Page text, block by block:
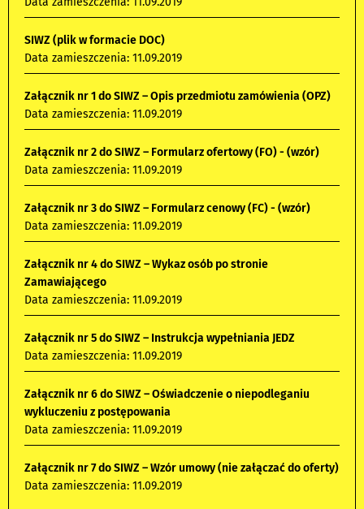
SIWZ (plik w formacie DOC)
Data zamieszczenia: 11.09.2019
Załącznik nr 1 do SIWZ – Opis przedmiotu zamówienia (OPZ)
Data zamieszczenia: 11.09.2019
Załącznik nr 2 do SIWZ – Formularz ofertowy (FO) - (wzór)
Data zamieszczenia: 11.09.2019
Załącznik nr 3 do SIWZ – Formularz cenowy (FC) - (wzór)
Data zamieszczenia: 11.09.2019
Załącznik nr 4 do SIWZ – Wykaz osób po stronie
Zamawiającego
Data zamieszczenia: 11.09.2019
Załącznik nr 5 do SIWZ – Instrukcja wypełniania JEDZ
Data zamieszczenia: 11.09.2019
Załącznik nr 6 do SIWZ – Oświadczenie o niepodleganiu
wykluczeniu z postępowania
Data zamieszczenia: 11.09.2019
Załącznik nr 7 do SIWZ – Wzór umowy (nie załączać do oferty)
Data zamieszczenia: 11.09.2019